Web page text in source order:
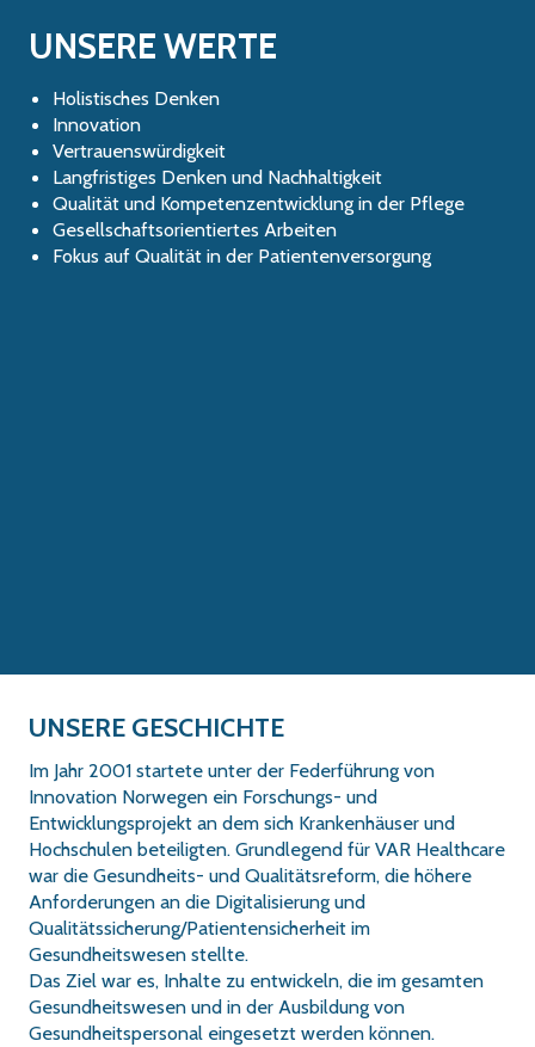
UNSERE WERTE
Holistisches Denken
Innovation
Vertrauenswürdigkeit
Langfristiges Denken und Nachhaltigkeit
Qualität und Kompetenzentwicklung in der Pflege
Gesellschaftsorientiertes Arbeiten
Fokus auf Qualität in der Patientenversorgung
UNSERE GESCHICHTE
Im Jahr 2001 startete unter der Federführung von
Innovation Norwegen ein Forschungs- und
Entwicklungsprojekt an dem sich Krankenhäuser und
Hochschulen beteiligten. Grundlegend für VAR Healthcare
war die Gesundheits- und Qualitätsreform, die höhere
Anforderungen an die Digitalisierung und
Qualitätssicherung/Patientensicherheit im
Gesundheitswesen stellte.
Das Ziel war es, Inhalte zu entwickeln, die im gesamten
Gesundheitswesen und in der Ausbildung von
Gesundheitspersonal eingesetzt werden können.